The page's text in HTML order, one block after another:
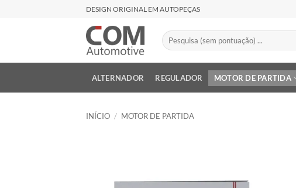
DESIGN ORIGINAL EM AUTOPEÇAS
Pesquisar
por:
ALTERNADOR REGULADOR MOTOR DE PARTIDA
INÍCIO / MOTOR DE PARTIDA